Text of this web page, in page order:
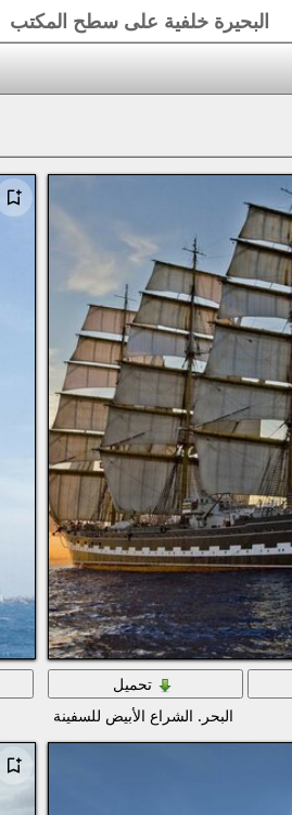
البحيرة خلفية على سطح المكتب
تحميل
البحر. الشراع الأبيض للسفينة